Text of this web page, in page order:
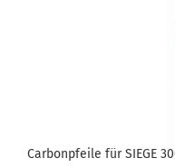
Car­bon­pfei­le für SIEGE